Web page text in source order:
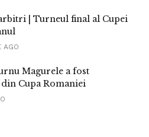
| Turneul final al Cupei
AGO
Magurele a fost
Cupa Romaniei